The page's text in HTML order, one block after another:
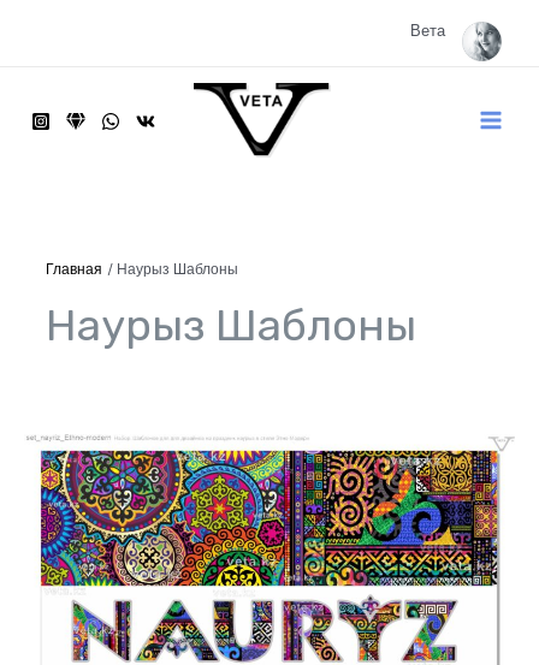
Вета
Main
Главная Наурыз Шаблоны
Наурыз Шаблоны